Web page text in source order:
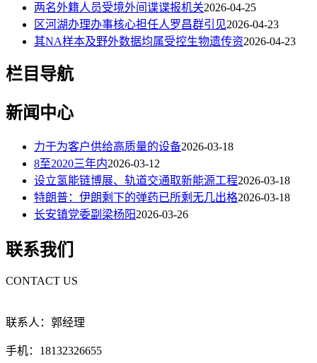
两名外籍人员受境外间谍谍报机关2026-04-25
区河湖办理办事核心担任人罗昌群引见2026-04-23
其NA样本及野外数据均属受控生物遗传资2026-04-23
栏目导航
新闻中心
力于为客户供给高质量的设备2026-03-18
8至2020三年内2026-03-12
设立氢能链博展、轨道交通取新能源工程2026-03-18
特朗普：伊朗剩下的弹药已所剩无几出格2026-03-18
长安镇党委副梁杨阳2026-03-26
联系我们
CONTACT US
联系人：郭经理
手机：18132326655